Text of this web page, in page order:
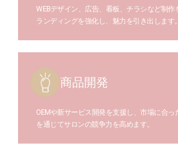
WEBデザイン、広告、看板、チラシなど制作
ランディングを強化し、魅力を引き出します
OEMや新サービス開発を支援し、市場に合っ
を通じてサロンの競争力を高めます。
商品開発